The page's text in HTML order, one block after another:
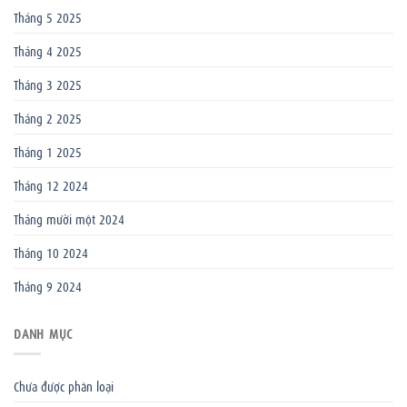
Tháng 5 2025
Tháng 4 2025
Tháng 3 2025
Tháng 2 2025
Tháng 1 2025
Tháng 12 2024
Tháng mười một 2024
Tháng 10 2024
Tháng 9 2024
DANH MỤC
Chưa được phân loại